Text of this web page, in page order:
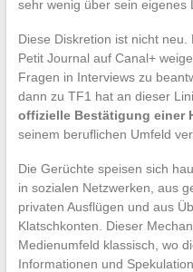
sehr wenig über sein eigenes
Diese Diskretion ist nicht
Petit Journal auf Canal+
Fragen in Interviews zu
dann zu TF1 hat an dieser
offizielle Bestätigung einer
seinem beruflichen Umfeld
Die Gerüchte speisen sich
in sozialen Netzwerken, aus
privaten Ausflügen und aus
Klatschkonten. Dieser
Medienumfeld klassisch, wo
Informationen und